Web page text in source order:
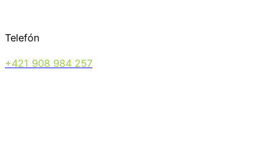
Telefón
+421 908 984 257